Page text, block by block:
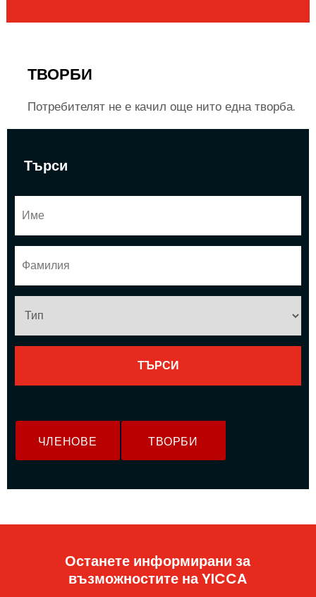
Търси
ЧЛЕНОВЕ ТВОРБИ
ТВОРБИ
Потребителят не е качил още нито една творба.
Останете информирани за
възможностите на YICCA